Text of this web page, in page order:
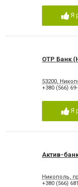
Я
OTP Банк
53200,
+380 (566)
Я
Актив-
Никополь,
+380 (566)